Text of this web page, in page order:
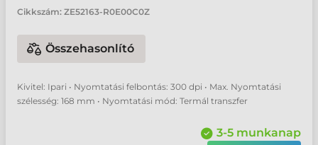
Cikkszám: ZE52163-R0E00C0Z
Összehasonlító
Kivitel: Ipari • Nyomtatási felbontás: 300 dpi • Max. Nyomtatási
szélesség: 168 mm • Nyomtatási mód: Termál transzfer
3-5 munkanap